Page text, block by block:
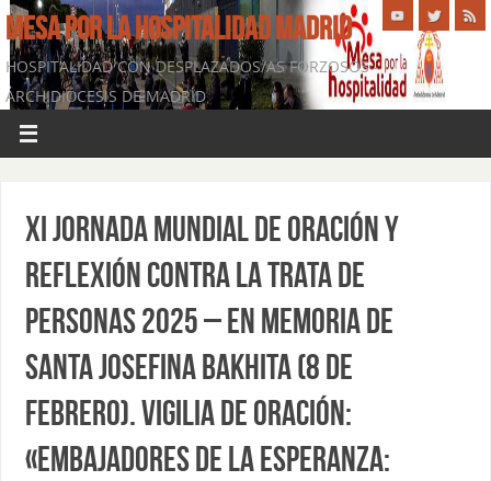
MESA POR LA HOSPITALIDAD MADRID
HOSPITALIDAD CON DESPLAZADOS/AS FORZOSOS -
ARCHIDIÓCESIS DE MADRID
XI Jornada Mundial de Oración y
Reflexión Contra la Trata de
Personas 2025 – En memoria de
Santa Josefina Bakhita (8 de
febrero). VIGILIA DE ORACIÓN:
«Embajadores de la esperanza: